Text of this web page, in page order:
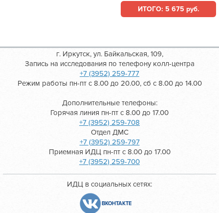
ИТОГО: 5 675 руб.
г. Иркутск, ул. Байкальская, 109,
Запись на исследования по телефону колл-центра
+7 (3952) 259-777
Режим работы пн-пт с 8.00 до 20.00, сб с 8.00 до 14.00
Дополнительные телефоны:
Горячая линия пн-пт с 8.00 до 17.00
+7 (3952) 259-708
Отдел ДМС
+7 (3952) 259-797
Приемная ИДЦ пн-пт с 8.00 до 17.00
+7 (3952) 259-700
ИДЦ в социальных сетях:
ВКОНТАКТЕ